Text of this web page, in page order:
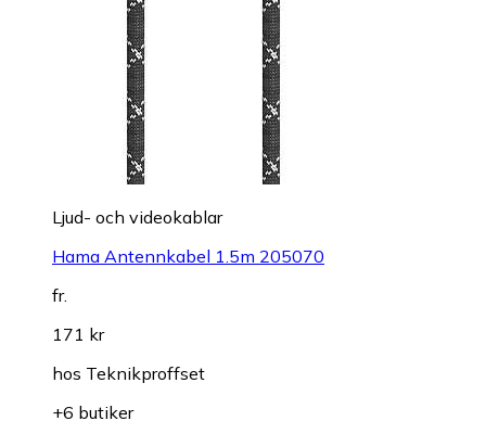
Ljud- och videokablar
Hama Antennkabel 1.5m 205070
fr.
171 kr
hos Teknikproffset
+6 butiker